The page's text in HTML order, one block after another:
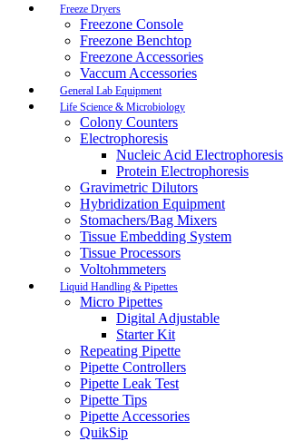
Freeze Dryers
Freezone Console
Freezone Benchtop
Freezone Accessories
Vaccum Accessories
General Lab Equipment
Life Science & Microbiology
Colony Counters
Electrophoresis
Nucleic Acid Electrophoresis
Protein Electrophoresis
Gravimetric Dilutors
Hybridization Equipment
Stomachers/Bag Mixers
Tissue Embedding System
Tissue Processors
Voltohmmeters
Liquid Handling & Pipettes
Micro Pipettes
Digital Adjustable
Starter Kit
Repeating Pipette
Pipette Controllers
Pipette Leak Test
Pipette Tips
Pipette Accessories
QuikSip